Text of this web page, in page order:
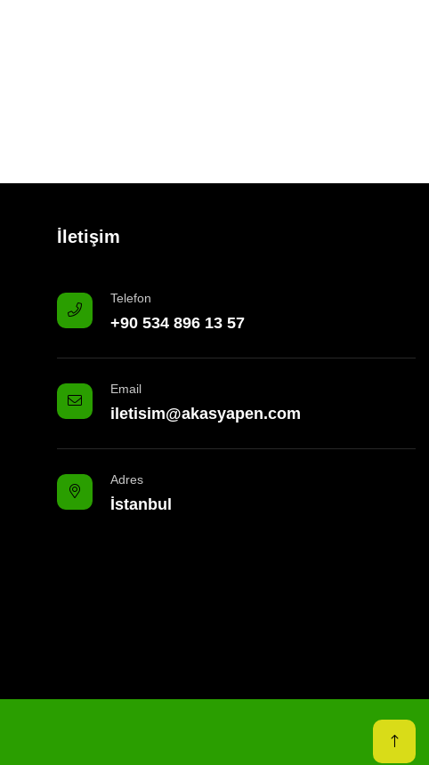
İletişim
Telefon
+90 534 896 13 57
Email
iletisim@akasyapen.com
Adres
İstanbul